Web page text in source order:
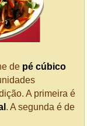
de pé cúbico
A primeira é
. A segunda é de